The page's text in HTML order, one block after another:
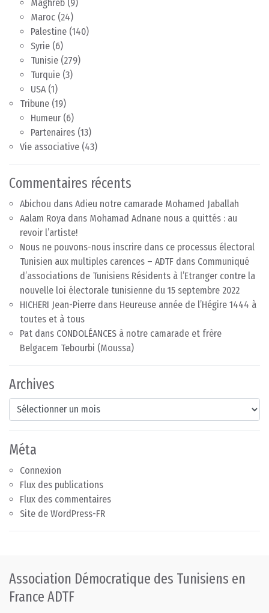
Maghreb (9)
Maroc (24)
Palestine (140)
Syrie (6)
Tunisie (279)
Turquie (3)
USA(1)
Tribune (19)
Humeur (6)
Partenaires (13)
Vie associative (43)
Commentaires récents
Abichou dans Adieu notre camarade Mohamed Jaballah
Aalam Roya dans Mohamad Adnane nous a quittés : au
revoir l’artiste!
Nous ne pouvons-nous inscrire dans ce processus électoral
Tunisien aux multiples carences – ADTF dans Communiqué
d’associations de Tunisiens Résidents à l’Etranger contre la
nouvelle loi électorale tunisienne du 15 septembre 2022
HICHERI Jean-Pierre dans Heureuse année de l’Hégire 1444 à
toutes et à tous
Pat dans CONDOLÉANCES à notre camarade et frère
Belgacem Tebourbi (Moussa)
Archives
Archives
Méta
Connexion
Flux des publications
Flux des commentaires
Site de WordPress-FR
Association Démocratique des Tunisiens en
France ADTF